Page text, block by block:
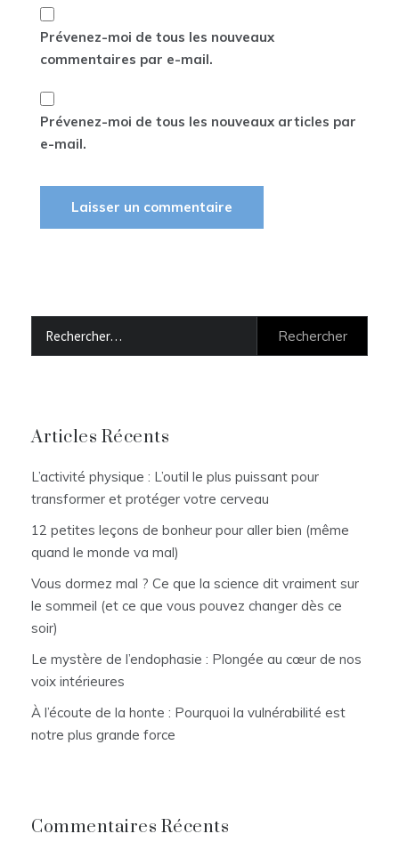
Prévenez-moi de tous les nouveaux
commentaires par e-mail.
Prévenez-moi de tous les nouveaux articles par
e-mail.
Articles Récents
L’activité physique : L’outil le plus puissant pour
transformer et protéger votre cerveau
12 petites leçons de bonheur pour aller bien (même
quand le monde va mal)
Vous dormez mal ? Ce que la science dit vraiment sur
le sommeil (et ce que vous pouvez changer dès ce
soir)
Le mystère de l’endophasie : Plongée au cœur de nos
voix intérieures
À l’écoute de la honte : Pourquoi la vulnérabilité est
notre plus grande force
Commentaires Récents